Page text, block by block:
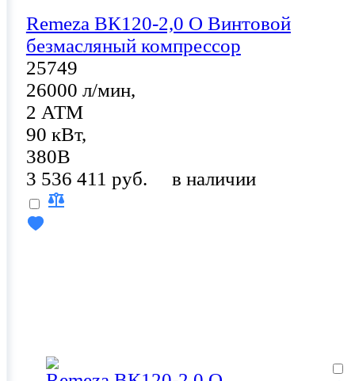
Remeza ВК120-2,0 О Винтовой
безмасляный компрессор
25749
26000 л/мин,
2 АТМ
90 кВт,
380В
3 536 411 руб.
в наличии